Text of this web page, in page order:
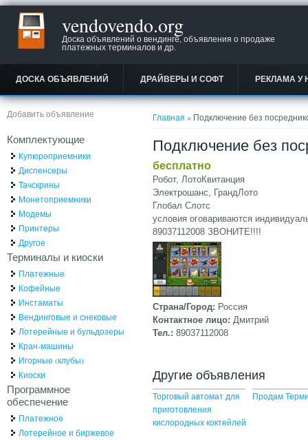
vendovendo.org
Доска объявлений о вендинге, объявления о продаже
платежных терминалов и др.
ДОСКА ОБЪЯВЛЕНИЙ ДРАЙВЕРЫ И СОФТ РЕКЛАМА У
Вы здесь
Главная » Подключение без
Подключение без
бесплатно
Робот, ЛотоКвитанция
Электрошанс, ГрандЛото
Глобал Слотс
условия оговариваются
89037112008 ЗВОНИТЕ!!!!
Страна/Город: Россия
Контактное лицо: Дмитрий
Тел.: 89037112008
Другие объявления
Торговый автомат для
приготовления
кислородных коктейлей
Продам
Добавить объявление
Комплектующие
Купюроприемники
Диспенсеры
Тачскрины
Монетоприемники
Модемы
Принтеры
Другое
Терминалы и киоски
Платежные
Кофейные
Инстаматы
Вендинговые и снековые
Лотерейные и бульдозеры
Кран-машины
Игорные (клубы)
Киоски
Программное
обеспечение
Платежное
Лотерейное и биржевое